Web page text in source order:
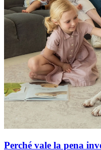
Perché vale la pena